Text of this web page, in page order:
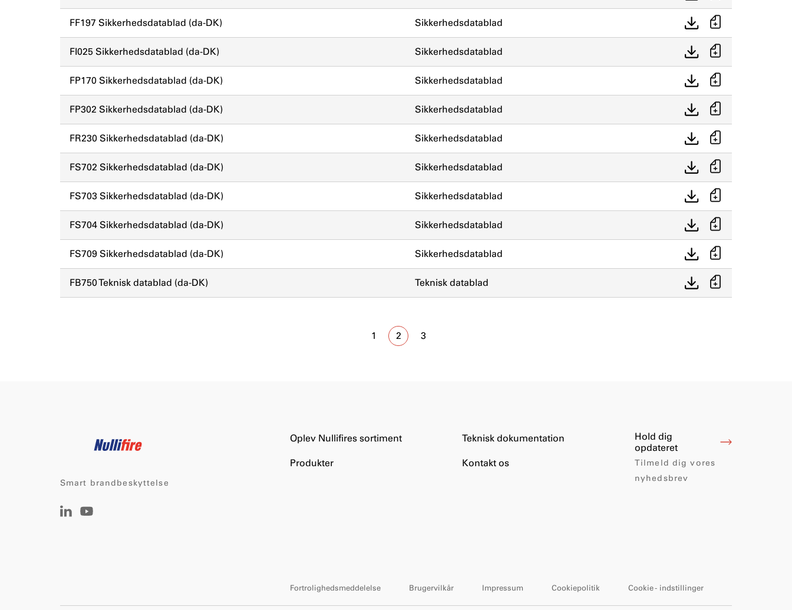
FF197 Sikkerhedsdatablad (da-DK) Sikkerhedsdatablad
FI025 Sikkerhedsdatablad (da-DK) Sikkerhedsdatablad
FP170 Sikkerhedsdatablad (da-DK) Sikkerhedsdatablad
FP302 Sikkerhedsdatablad (da-DK) Sikkerhedsdatablad
FR230 Sikkerhedsdatablad (da-DK) Sikkerhedsdatablad
FS702 Sikkerhedsdatablad (da-DK) Sikkerhedsdatablad
FS703 Sikkerhedsdatablad (da-DK) Sikkerhedsdatablad
FS704 Sikkerhedsdatablad (da-DK) Sikkerhedsdatablad
FS709 Sikkerhedsdatablad (da-DK) Sikkerhedsdatablad
FB750 Teknisk datablad (da-DK) Teknisk datablad
1 2 3
Smart brandbeskyttelse
Oplev Nullifires sortiment
Produkter
Teknisk dokumentation
Kontakt os
Hold dig
opdateret
Tilmeld dig vores
nyhedsbrev
Fortrolighedsmeddelelse Brugervilkår Impressum Cookiepolitik Cookie - indstillinger